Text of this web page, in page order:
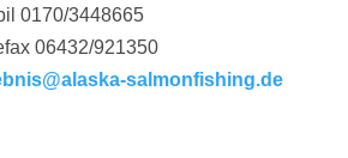
0170/3448665
06432/921350
salmonfishing.de